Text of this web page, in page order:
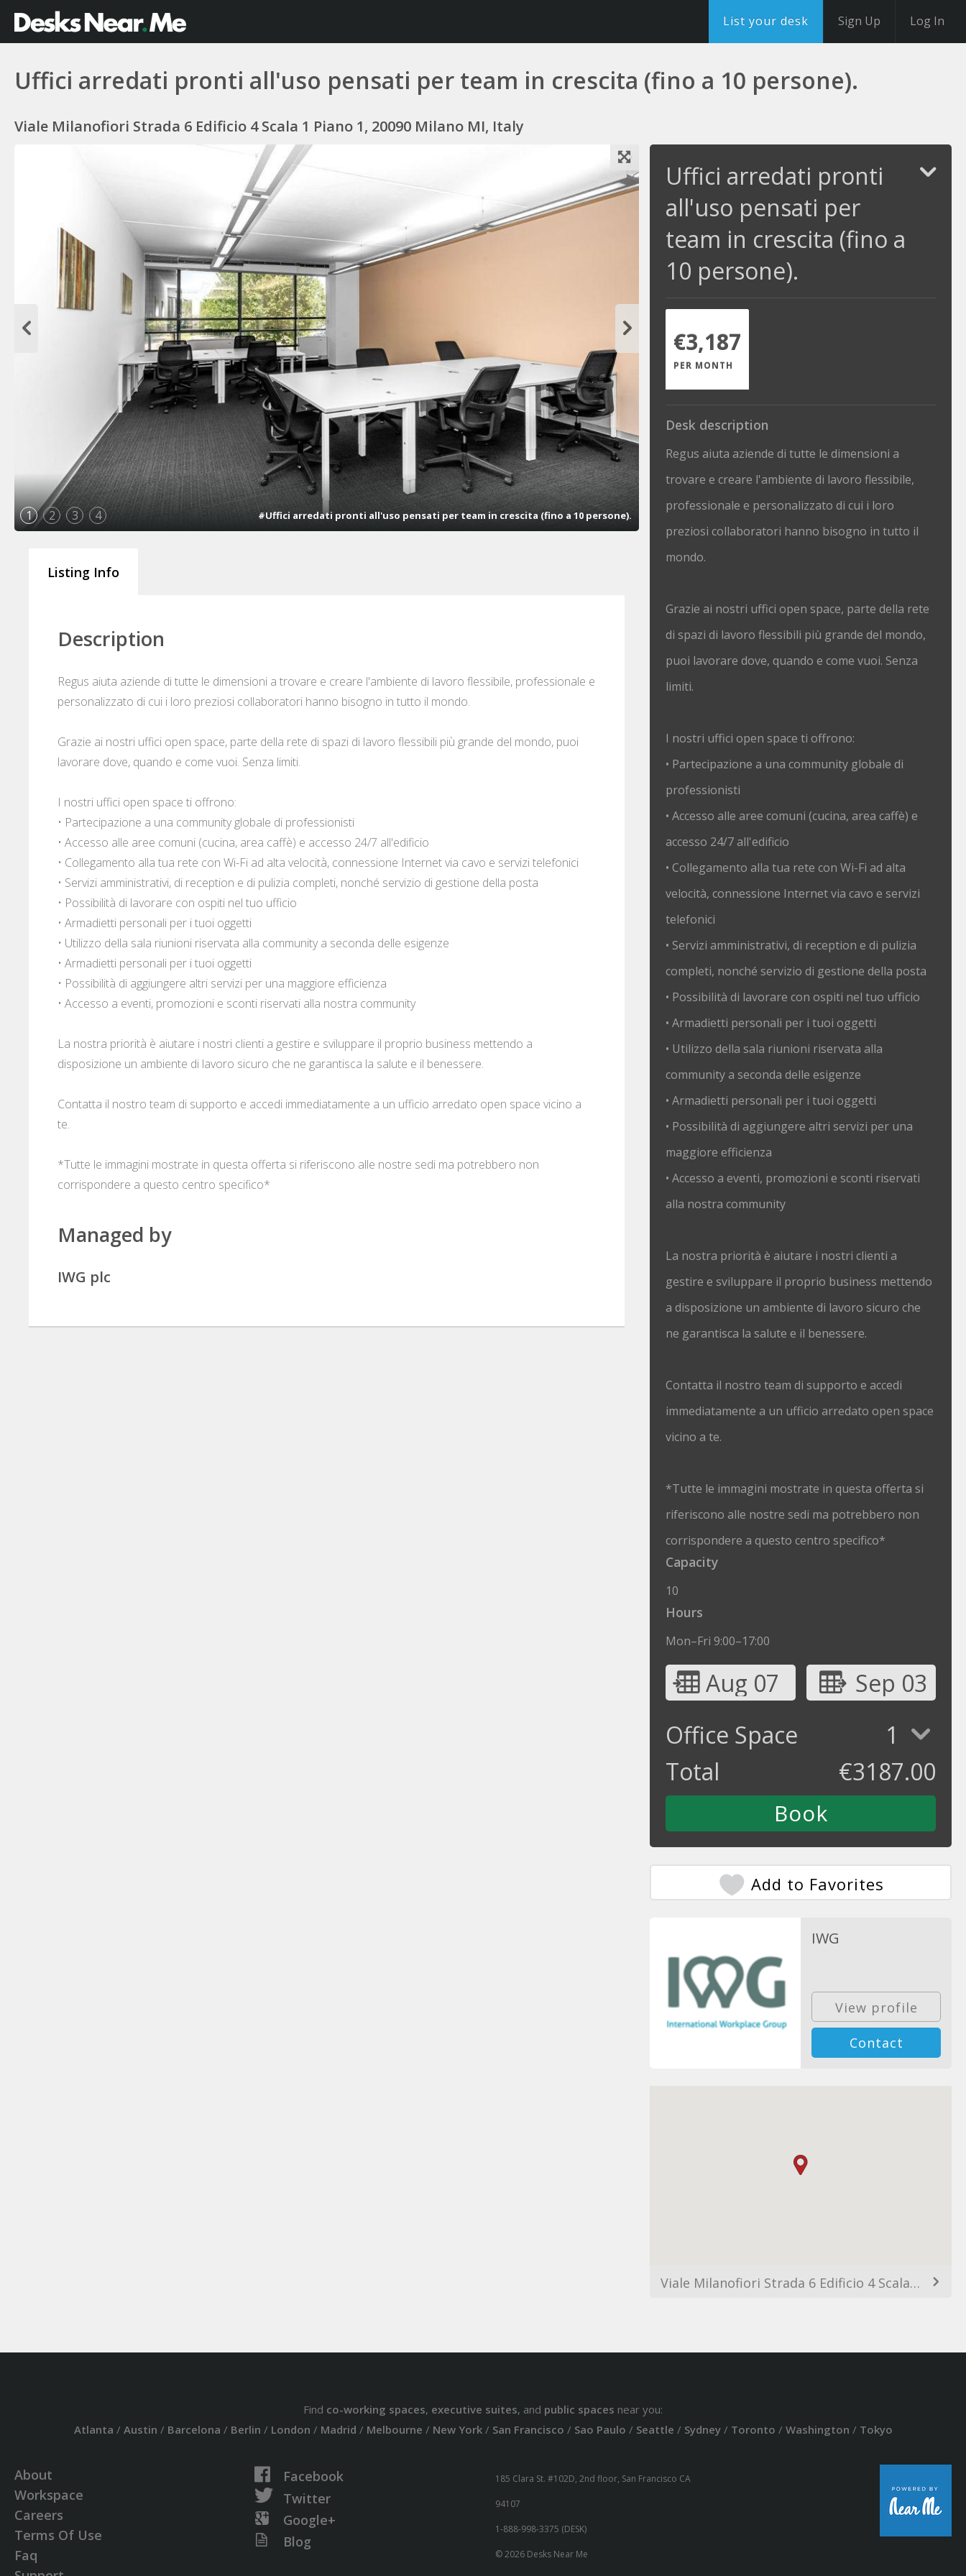
List your desk Sign Up Log In
Uffici arredati pronti all'uso pensati per team in crescita (fino a 10 persone).
Viale Milanofiori Strada 6 Edificio 4 Scala 1 Piano 1, 20090 Milano MI, Italy
1 2 3 4 #Uffici arredati pronti all'uso pensati per team in crescita (fino a 10 persone).
Listing Info
Description
Regus aiuta aziende di tutte le dimensioni a trovare e creare l'ambiente di lavoro flessibile, professionale e
personalizzato di cui i loro preziosi collaboratori hanno bisogno in tutto il mondo.
Grazie ai nostri uffici open space, parte della rete di spazi di lavoro flessibili più grande del mondo, puoi
lavorare dove, quando e come vuoi. Senza limiti.
I nostri uffici open space ti offrono:
• Partecipazione a una community globale di professionisti
• Accesso alle aree comuni (cucina, area caffè) e accesso 24/7 all'edificio
• Collegamento alla tua rete con Wi-Fi ad alta velocità, connessione Internet via cavo e servizi telefonici
• Servizi amministrativi, di reception e di pulizia completi, nonché servizio di gestione della posta
• Possibilità di lavorare con ospiti nel tuo ufficio
• Armadietti personali per i tuoi oggetti
• Utilizzo della sala riunioni riservata alla community a seconda delle esigenze
• Armadietti personali per i tuoi oggetti
• Possibilità di aggiungere altri servizi per una maggiore efficienza
• Accesso a eventi, promozioni e sconti riservati alla nostra community
La nostra priorità è aiutare i nostri clienti a gestire e sviluppare il proprio business mettendo a
disposizione un ambiente di lavoro sicuro che ne garantisca la salute e il benessere.
Contatta il nostro team di supporto e accedi immediatamente a un ufficio arredato open space vicino a
te.
*Tutte le immagini mostrate in questa offerta si riferiscono alle nostre sedi ma potrebbero non
corrispondere a questo centro specifico*
Managed by
IWG plc
Uffici arredati pronti
all'uso pensati per
team in crescita (fino a
10 persone).
€3,187
PER MONTH
Desk description
Regus aiuta aziende di tutte le dimensioni a
trovare e creare l'ambiente di lavoro flessibile,
professionale e personalizzato di cui i loro
preziosi collaboratori hanno bisogno in tutto il
mondo.
Grazie ai nostri uffici open space, parte della rete
di spazi di lavoro flessibili più grande del mondo,
puoi lavorare dove, quando e come vuoi. Senza
limiti.
I nostri uffici open space ti offrono:
• Partecipazione a una community globale di
professionisti
• Accesso alle aree comuni (cucina, area caffè) e
accesso 24/7 all'edificio
• Collegamento alla tua rete con Wi-Fi ad alta
velocità, connessione Internet via cavo e servizi
telefonici
• Servizi amministrativi, di reception e di pulizia
completi, nonché servizio di gestione della posta
• Possibilità di lavorare con ospiti nel tuo ufficio
• Armadietti personali per i tuoi oggetti
• Utilizzo della sala riunioni riservata alla
community a seconda delle esigenze
• Armadietti personali per i tuoi oggetti
• Possibilità di aggiungere altri servizi per una
maggiore efficienza
• Accesso a eventi, promozioni e sconti riservati
alla nostra community
La nostra priorità è aiutare i nostri clienti a
gestire e sviluppare il proprio business mettendo
a disposizione un ambiente di lavoro sicuro che
ne garantisca la salute e il benessere.
Contatta il nostro team di supporto e accedi
immediatamente a un ufficio arredato open space
vicino a te.
*Tutte le immagini mostrate in questa offerta si
riferiscono alle nostre sedi ma potrebbero non
corrispondere a questo centro specifico*
Capacity
10
Hours
Mon–Fri 9:00–17:00
Aug 07
Sep 03
Office Space
1
Total
€3187.00
Add to Favorites
IWG
View profile
Contact
Viale Milanofiori Strada 6 Edificio 4 Scala 1 Piano 1, 20090 Milano MI, Italy
Find co-working spaces, executive suites, and public spaces near you:
Atlanta / Austin / Barcelona / Berlin / London / Madrid / Melbourne / New York/ San Francisco / Sao Paulo / Seattle / Sydney/ Toronto / Washington / Tokyo
About
Workspace
Careers
Terms Of Use
Faq
Facebook
Twitter
Google+
Blog
185 Clara St. #102D, 2nd floor, San Francisco CA
94107
1-888-998-3375 (DESK)
© 2026 Desks Near Me